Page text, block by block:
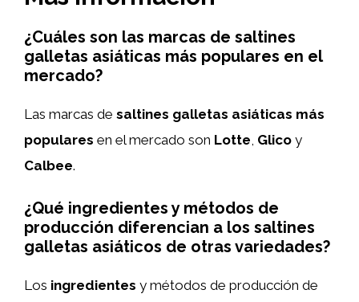
¿Cuáles son las marcas de saltines
galletas asiáticas más populares en el
mercado?
Las marcas de saltines galletas asiáticas más
populares en el mercado son Lotte Glico y
Calbee.
¿Qué ingredientes y métodos de
producción diferencian a los saltines
galletas asiáticos de otras variedades?
Los ingredientes y métodos de producción de